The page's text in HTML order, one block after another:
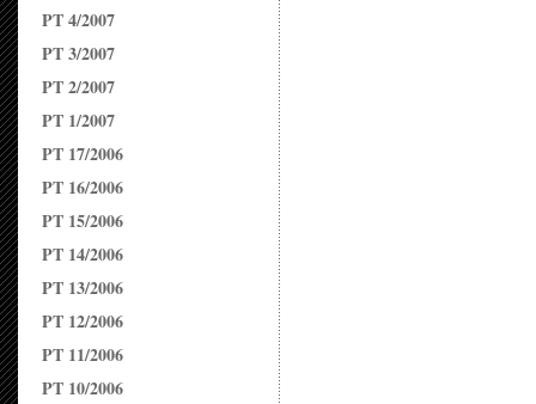
PT 4/2007
PT 3/2007
PT 2/2007
PT 1/2007
PT 17/2006
PT 16/2006
PT 15/2006
PT 14/2006
PT 13/2006
PT 12/2006
PT 11/2006
PT 10/2006